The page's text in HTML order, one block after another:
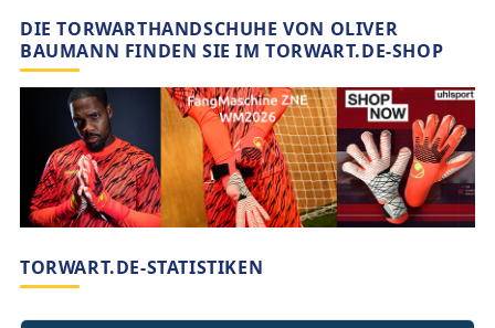
DIE TORWARTHANDSCHUHE VON OLIVER
BAUMANN FINDEN SIE IM TORWART.DE-SHOP
TORWART.DE-STATISTIKEN